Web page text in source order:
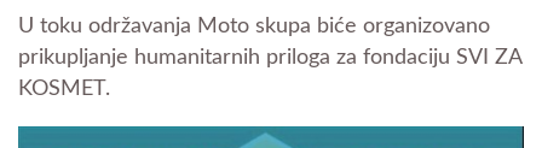
U toku održavanja Moto skupa biće organizovano
prikupljanje humanitarnih priloga za fondaciju SVI ZA
KOSMET.